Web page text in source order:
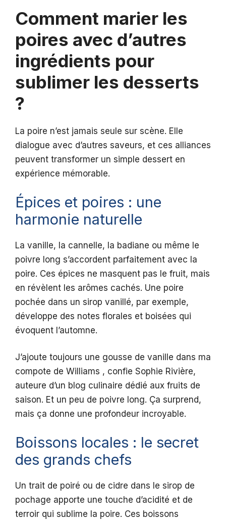
Comment marier les
poires avec d’autres
ingrédients pour
sublimer les desserts
?
La poire n’est jamais seule sur scène. Elle
dialogue avec d’autres saveurs, et ces alliances
peuvent transformer un simple dessert en
expérience mémorable.
Épices et poires : une
harmonie naturelle
La vanille, la cannelle, la badiane ou même le
poivre long s’accordent parfaitement avec la
poire. Ces épices ne masquent pas le fruit, mais
en révèlent les arômes cachés. Une poire
pochée dans un sirop vanillé, par exemple,
développe des notes florales et boisées qui
évoquent l’automne.
J’ajoute toujours une gousse de vanille dans ma
compote de Williams , confie Sophie Rivière,
auteure d’un blog culinaire dédié aux fruits de
saison. Et un peu de poivre long. Ça surprend,
mais ça donne une profondeur incroyable.
Boissons locales : le secret
des grands chefs
Un trait de poiré ou de cidre dans le sirop de
pochage apporte une touche d’acidité et de
terroir qui sublime la poire. Ces boissons